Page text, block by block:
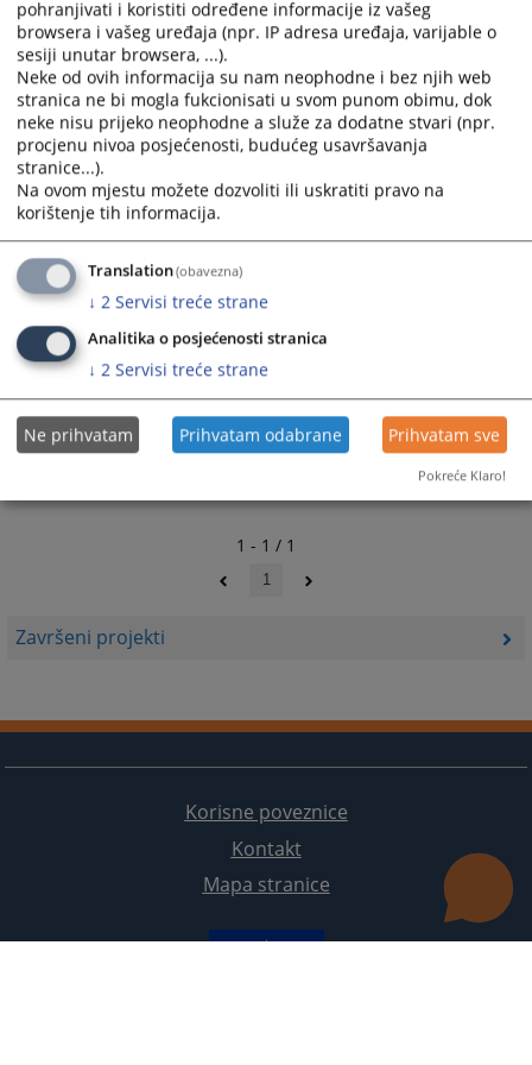
Završeni projekti
the
calendar
and
select
a
date.
Press
the
question
mark
key
to
get
the
keyboard
shortcuts
for
changing
the
calendar
and
select
a
date.
the
question
mark
key
to
the
keyboard
shortcuts
for
changing
1 - 1 / 1
1
Korisne poveznice
Kontakt
Mapa stranice
pohranjivati i koristiti određene informacije iz vašeg
browsera i vašeg uređaja (npr. IP adresa uređaja, varijable o
sesiji unutar browsera, ...).
Neke od ovih informacija su nam neophodne i bez njih web
stranica ne bi mogla fukcionisati u svom punom obimu, dok
neke nisu prijeko neophodne a služe za dodatne stvari (npr.
procjenu nivoa posjećenosti, budućeg usavršavanja
stranice...).
Na ovom mjestu možete dozvoliti ili uskratiti pravo na
korištenje tih informacija.
Translation(obavezna)
↓ 2 Servisi treće strane
Analitika o posjećenosti stranica
↓ 2 Servisi treće strane
Ne prihvatam Prihvatam odabrane Prihvatam sve
Pokreće Klaro!